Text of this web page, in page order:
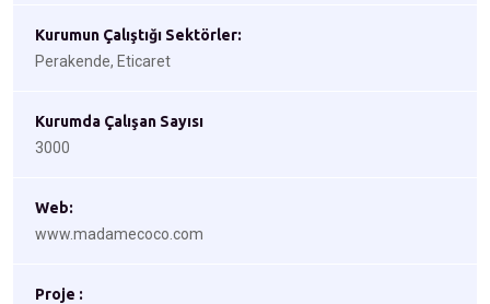
Kurumun Çalıştığı Sektörler:
Perakende, Eticaret
Kurumda Çalışan Sayısı
3000
Web:
www.madamecoco.com
Proje :